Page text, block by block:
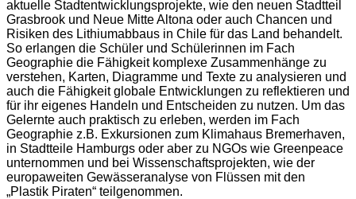
aktuelle Stadtentwicklungsprojekte, wie den neuen Stadtteil
Grasbrook und Neue Mitte Altona oder auch Chancen und
Risiken des Lithiumabbaus in Chile für das Land behandelt.
So erlangen die Schüler und Schülerinnen im Fach
Geographie die Fähigkeit komplexe Zusammenhänge zu
verstehen, Karten, Diagramme und Texte zu analysieren und
auch die Fähigkeit globale Entwicklungen zu reflektieren und
für ihr eigenes Handeln und Entscheiden zu nutzen. Um das
Gelernte auch praktisch zu erleben, werden im Fach
Geographie z.B. Exkursionen zum Klimahaus Bremerhaven,
in Stadtteile Hamburgs oder aber zu NGOs wie Greenpeace
unternommen und bei Wissenschaftsprojekten, wie der
europaweiten Gewässeranalyse von Flüssen mit den
„Plastik Piraten“ teilgenommen.